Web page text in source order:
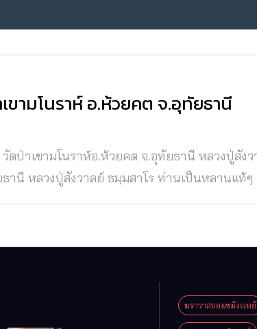
ขามโนราห์ อ.ห้วยคต จ.อุทัยธานี
งปู่ขาว อ
ฆราวาสจอมขมังเวทย์